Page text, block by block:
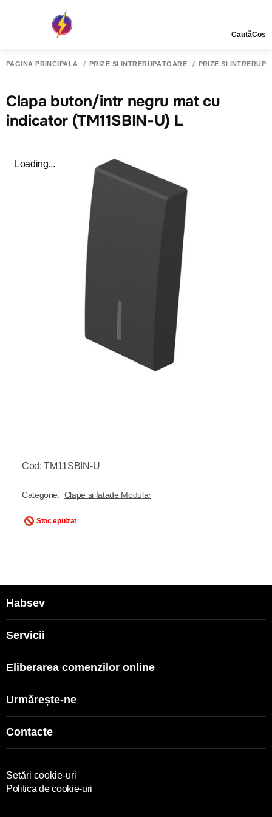
CautăCoș
PAGINA PRINCIPALĂ PRIZE ȘI ÎNTRERUPĂTOARE PRIZE SI
Clapa buton/intr negru mat cu
indicator (TM11SBIN-U) L
Loading...
Cod: TM11SBIN-U
Categorie: Clape si fatade Modular
Stoc epuizat
Habsev
Servicii
Eliberarea comenzilor online
Urmărește-ne
Contacte
Setări cookie-uri
Politica de cookie-uri